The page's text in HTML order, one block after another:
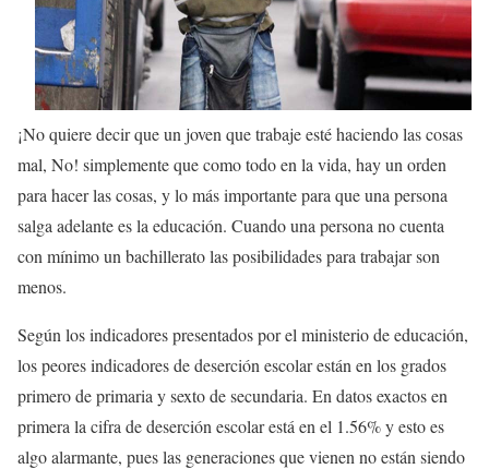
¡No quiere decir que un joven que trabaje esté haciendo las cosas
mal, No! simplemente que como todo en la vida, hay un orden
para hacer las cosas, y lo más importante para que una persona
salga adelante es la educación. Cuando una persona no cuenta
con mínimo un bachillerato las posibilidades para trabajar son
menos.
Según los indicadores presentados por el ministerio de educación,
los peores indicadores de deserción escolar están en los grados
primero de primaria y sexto de secundaria. En datos exactos en
primera la cifra de deserción escolar está en el 1.56% y esto es
algo alarmante, pues las generaciones que vienen no están siendo